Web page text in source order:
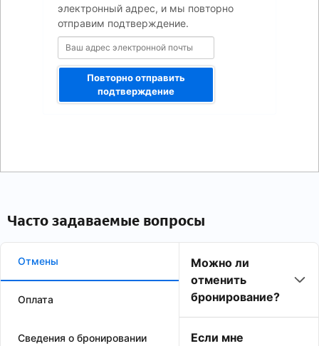
электронный адрес, и мы повторно
отправим подтверждение.
Повторно отправить
подтверждение
Часто задаваемые вопросы
Отмены
Оплата
Сведения о бронировании
Можно ли
отменить
бронирование?
Если мне